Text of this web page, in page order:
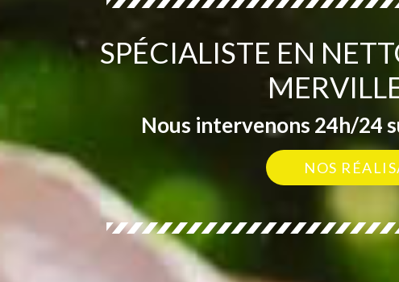
SPÉCIALISTE EN
Nous intervenons 24h/24
NOS